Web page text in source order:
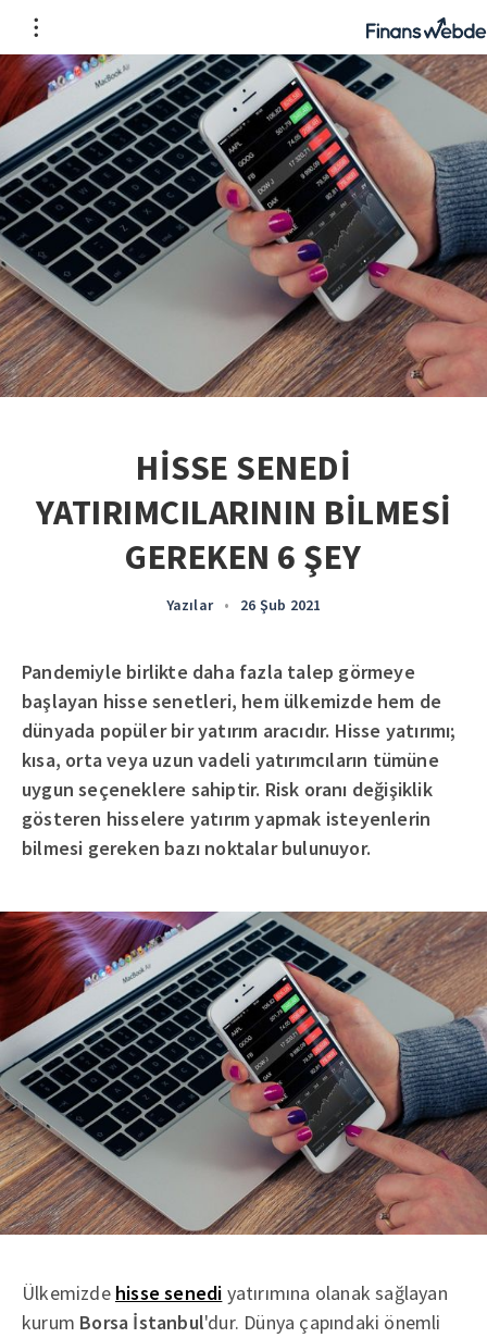
HİSSE SENEDİ
YATIRIMCILARININ BİLMESİ
GEREKEN 6 ŞEY
Yazılar • 26 Şub 2021
Pandemiyle birlikte daha fazla talep görmeye
başlayan hisse senetleri, hem ülkemizde hem de
dünyada popüler bir yatırım aracıdır. Hisse yatırımı;
kısa, orta veya uzun vadeli yatırımcıların tümüne
uygun seçeneklere sahiptir. Risk oranı değişiklik
gösteren hisselere yatırım yapmak isteyenlerin
bilmesi gereken bazı noktalar bulunuyor.
Ülkemizde hisse senedi yatırımına olanak sağlayan
kurum Borsa İstanbul'dur. Dünya çapındaki önemli